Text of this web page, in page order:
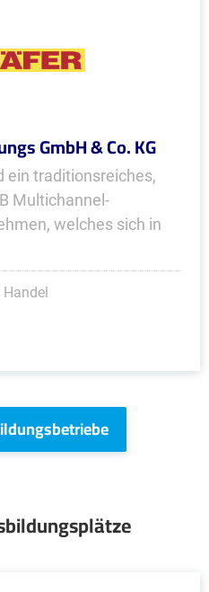
GmbH & Co. KG
ein traditionsreiches,
Multichannel-
welches sich in